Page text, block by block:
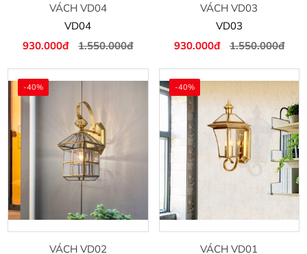
VÁCH VD04
VD04
930.000đ
1.550.000đ
VÁCH VD03
VD03
930.000đ
1.550.000đ
-40%
VÁCH VD02
-40%
VÁCH VD01